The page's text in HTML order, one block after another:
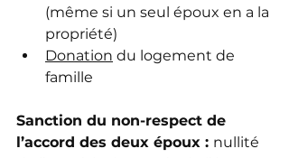
(même si un seul époux en a la
propriété)
Donation du logement de
famille
Sanction du non-respect de
l’accord des deux époux : nullité